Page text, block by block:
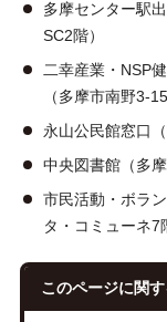
多摩センター駅
SC2階）
二幸産業・NSP
（多摩市南野3-
永山公民館窓口
中央図書館（多
市民活動・ボラ
タ・コミューネ7
このページに関す